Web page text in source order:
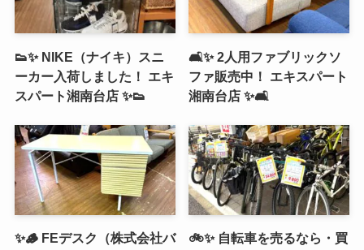
👟✨ NIKE（ナイキ）スニ
ーカー入荷しました！ エキ
スパート湘南台店 ✨👟
🛋️✨ 2人用ファブリックソ
ファ販売中！ エキスパート
湘南台店 ✨🛋️
✨🪵 FEデスク（株式会社バ
🚲✨ 自転車を売るなら・買